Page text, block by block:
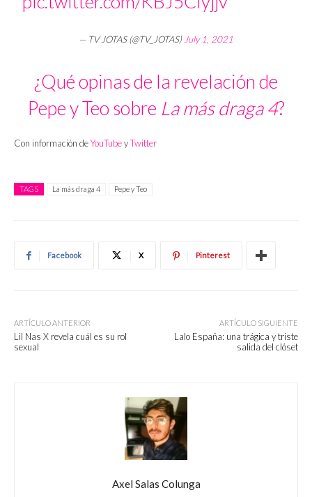
— TV JOTAS (@TV_JOTAS)July 1, 2021
¿Qué opinas de la revelación de
Pepe y Teo sobre La más draga 4?
Con información deYouTubeyTwitter
TAGS La más draga 4 Pepe y Teo
Facebook X Pinterest
ARTÍCULO ANTERIOR
Lil Nas X revela cuál es su rol
sexual
ARTÍCULO SIGUIENTE
Lalo España: una trágica y triste
salida del clóset
Axel Salas Colunga